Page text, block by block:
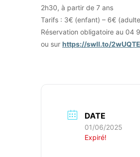
2h30, à partir de 7 ans
Tarifs : 3€ (enfant) – 6€
Réservation obligatoire au 04
ou sur https://swll.to/2wUQTE
DATE
01/06/2025
Expiré!